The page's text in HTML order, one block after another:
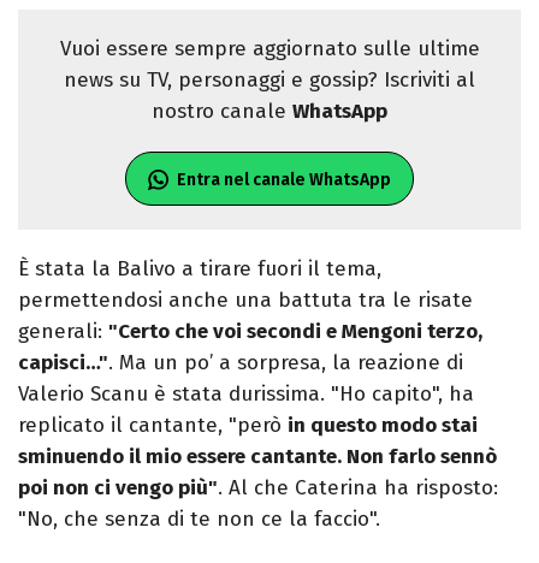
Vuoi essere sempre aggiornato sulle ultime
news su TV, personaggi e gossip? Iscriviti al
nostro canale WhatsApp
Entra nel canale WhatsApp
È stata la Balivo a tirare fuori il tema,
permettendosi anche una battuta tra le risate
generali: "Certo che voi secondi e Mengoni terzo,
capisci…". Ma un po’ a sorpresa, la reazione di
Valerio Scanu è stata durissima. "Ho capito", ha
replicato il cantante, "però in questo modo stai
sminuendo il mio essere cantante. Non farlo sennò
poi non ci vengo più". Al che Caterina ha risposto:
"No, che senza di te non ce la faccio".